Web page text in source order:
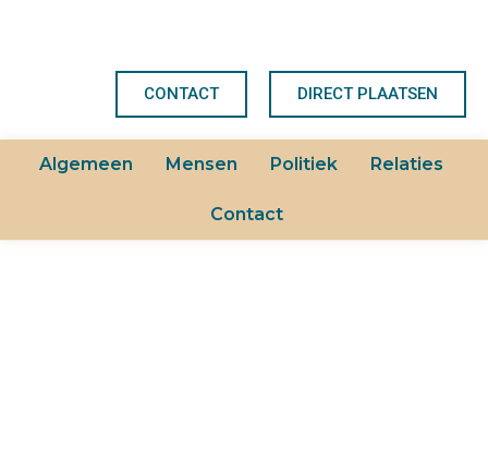
CONTACT DIRECT PLAATSEN
Algemeen Mensen Politiek Relaties
Contact